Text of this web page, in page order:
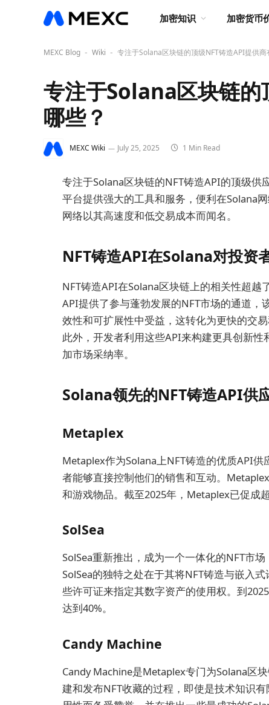
加密知识 加密货币
MEXC Blog - Wiki - 专注于Solana区块链的顶级NFT铸造API提供商
专注于Solana区块链
哪些？
MEXC Wiki July 25, 2025 1 Min Read
专注于Solana区块链的NFT铸造API的顶级供
平台提供强大的工具和服务，便利在Solana
网络以其高速度和低交易成本而闻名。
NFT铸造API在Solana对投资
NFT铸造API在Solana区块链上的相关性超
API提供了参与蓬勃发展的NFT市场的通道，
效性和可扩展性中受益，这转化为更快的交
此外，开发者利用这些API来构建更具创新
加市场采纳率。
Solana领先的NFT铸造API供
Metaplex
Metaplex作为Solana上NFT铸造的优质API
者能够直接控制他们的销售和互动。
和游戏物品。截至2025年，Metaplex已促成
SolSea
SolSea重新推出，成为一个一体化的NFT市
SolSea的独特之处在于其将NFT铸造与嵌入
些许可证来指定其数字资产的使用权。到
达到40%。
Candy Machine
Candy Machine是Metaplex专门为Solana区
建和发布NFT收藏的过程，即使是技术知识